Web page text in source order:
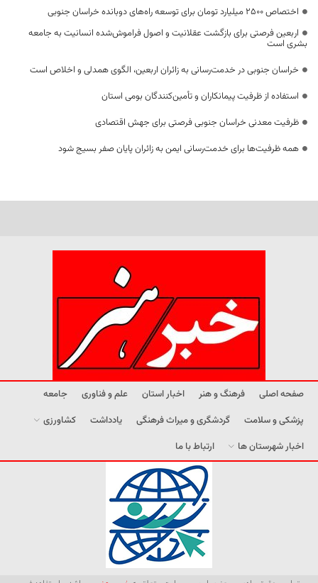
اختصاص 2500 میلیارد تومان برای توسعه راه‌های دوبانده خراسان جنوبی
اربعین فرصتی برای بازگشت عقلانیت و اصول فراموش‌شده انسانیت به جامعه
بشری است
خراسان جنوبی در خدمت‌رسانی به زائران اربعین، الگوی همدلی و اخلاص است
استفاده از ظرفیت پیمانکاران و تأمین‌کنندگان بومی استان
ظرفیت معدنی خراسان جنوبی فرصتی برای جهش اقتصادی
همه ظرفیت‌ها برای خدمت‌رسانی ایمن به زائران پایان صفر بسیج شود
صفحه اصلی فرهنگ و هنر اخبار استان علم و فناوری
جامعه
پزشکی و سلامت
گردشگری و میراث فرهنگی یادداشت
کشاورزی
اخبار شهرستان ها
ارتباط با ما